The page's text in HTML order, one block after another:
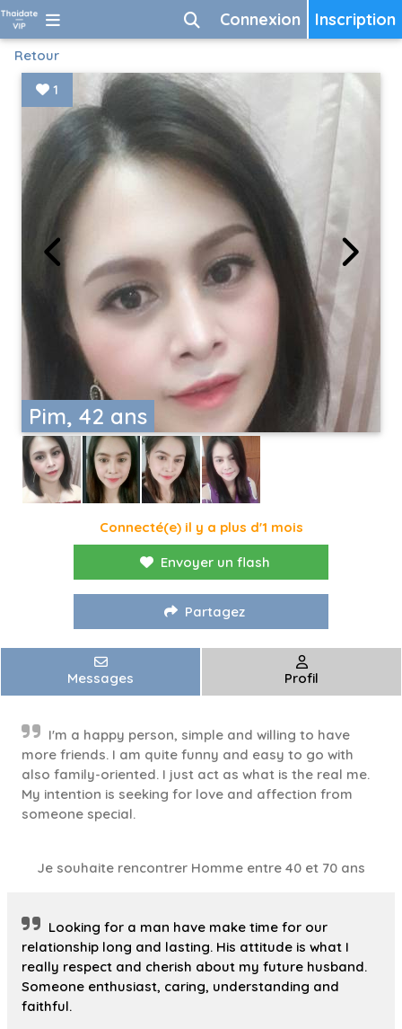
Inscription
Connexion
Retour
Pim, 42 ans
1
Connecté(e) il y a plus d'1 mois
Envoyer un flash
Partagez
Messages Profil
I'm a happy person, simple and willing to have
more friends. I am quite funny and easy to go with
also family-oriented. I just act as what is the real me.
My intention is seeking for love and affection from
someone special.
Je souhaite rencontrer Homme entre 40 et 70 ans
Looking for a man have make time for our
relationship long and lasting. His attitude is what I
really respect and cherish about my future husband.
Someone enthusiast, caring, understanding and
faithful.